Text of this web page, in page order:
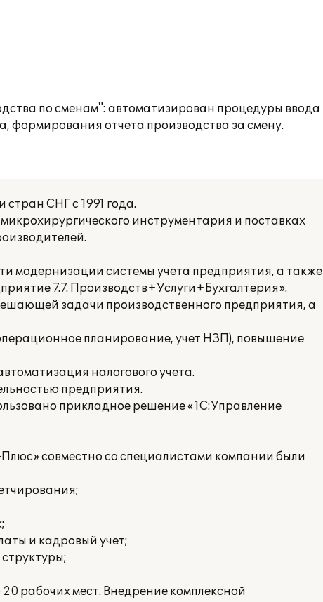
по сменам": автоматизирован процедуры ввода
отчета производства за смену.
СНГ с 1991 года.
инструментария и поставках
модернизации системы учета предприятия, а также
7.7. Производств+Услуги+Бухгалтерия».
задачи производственного предприятия, а
планирование, учет НЗП), повышение
налогового учета.
предприятия.
прикладное решение «1С:Управление
совместно со специалистами компании были
и кадровый учет;
рабочих мест. Внедрение комплексной